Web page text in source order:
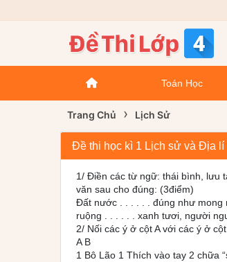
Toán Học
Trang Chủ › Lịch Sử
Đề thi học kì 1 Lịch sử và Địa
1/ Điền các từ ngữ: thái bình, lưu
văn sau cho đúng: (3điểm)
Đất nước . . . . . . đúng như mong
ruộng . . . . . . xanh tươi, người
2/ Nối các ý ở cột A với các ý ở
A B
1 Bô Lão 1 Thích vào tay 2 chữa